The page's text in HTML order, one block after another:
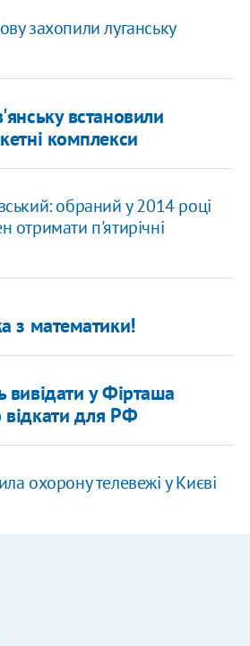
захопили луганську
встановили
комплекси
обраний у 2014 році
отримати п'ятирічні
з математики!
вивідати у Фірташа
для РФ
охорону телевежі у Києві